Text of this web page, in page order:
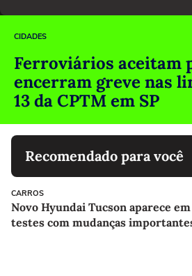
CIDADES
Ferroviários aceitam
encerram greve nas
13 da CPTM em SP
Recomendado para você
CARROS
Novo Hyundai Tucson aparece em
testes com mudanças